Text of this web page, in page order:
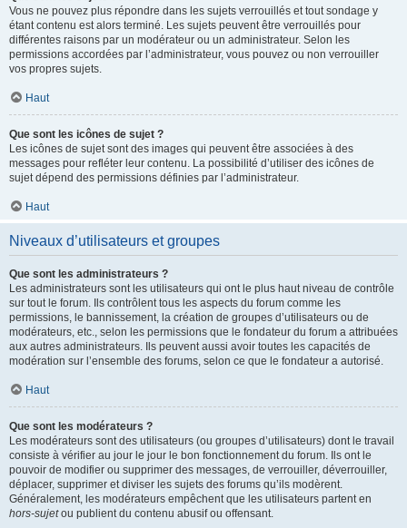
Vous ne pouvez plus répondre dans les sujets verrouillés et tout sondage y
étant contenu est alors terminé. Les sujets peuvent être verrouillés pour
différentes raisons par un modérateur ou un administrateur. Selon les
permissions accordées par l’administrateur, vous pouvez ou non verrouiller
vos propres sujets.
Haut
Que sont les icônes de sujet ?
Les icônes de sujet sont des images qui peuvent être associées à des
messages pour refléter leur contenu. La possibilité d’utiliser des icônes de
sujet dépend des permissions définies par l’administrateur.
Haut
Niveaux d’utilisateurs et groupes
Que sont les administrateurs ?
Les administrateurs sont les utilisateurs qui ont le plus haut niveau de contrôle
sur tout le forum. Ils contrôlent tous les aspects du forum comme les
permissions, le bannissement, la création de groupes d’utilisateurs ou de
modérateurs, etc., selon les permissions que le fondateur du forum a attribuées
aux autres administrateurs. Ils peuvent aussi avoir toutes les capacités de
modération sur l’ensemble des forums, selon ce que le fondateur a autorisé.
Haut
Que sont les modérateurs ?
Les modérateurs sont des utilisateurs (ou groupes d’utilisateurs) dont le travail
consiste à vérifier au jour le jour le bon fonctionnement du forum. Ils ont le
pouvoir de modifier ou supprimer des messages, de verrouiller, déverrouiller,
déplacer, supprimer et diviser les sujets des forums qu’ils modèrent.
Généralement, les modérateurs empêchent que les utilisateurs partent en
hors-sujetou publient du contenu abusif ou offensant.